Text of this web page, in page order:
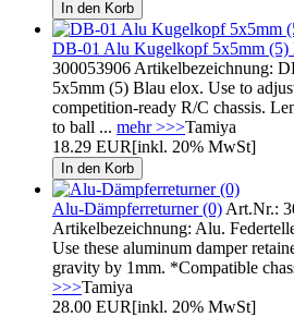
DB-01 Alu Kugelkopf 5x5mm (5)
300053906 Artikelbezeichnung:
5x5mm (5) Blau elox. Use to
competition-ready R/C chassis.
to ball ... mehr >>>Tamiya
18.29 EUR[inkl. 20% MwSt]
Alu-Dämpferreturner (0) Art.Nr.:
Artikelbezeichnung: Alu.
Use these aluminum damper
gravity by 1mm. *Compatible
>>>Tamiya
28.00 EUR[inkl. 20% MwSt]